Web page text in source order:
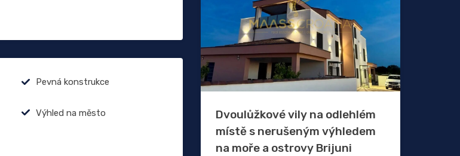
Pevná konstrukce
Výhled na město
Dvoulůžkové vily na odlehlém
místě s nerušeným výhledem
na moře a ostrovy Brijuni